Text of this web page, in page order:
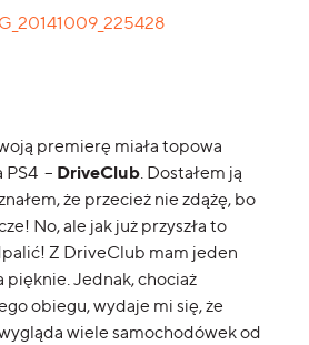
premierę miała topowa
PS4 – DriveClub. Dostałem ją
że przecież nie zdążę, bo
No, ale jak już przyszła to
Z DriveClub mam jeden
Jednak, chociaż
obiegu, wydaje mi się, że
wiele samochodówek od